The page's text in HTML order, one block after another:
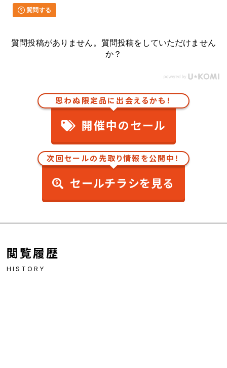
質問する
質問投稿がありません。質問投稿をしていただけません
か？
思わぬ限定品に出会えるかも！
開催中のセール
次回セールの先取り情報を公開中！
セールチラシを見る
閲覧履歴
HISTORY